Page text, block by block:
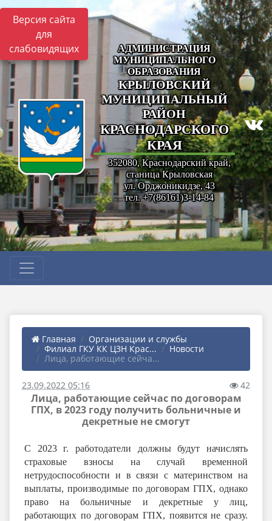
Версия сайта
для
слабовидящих
АДМИНИСТРАЦИЯ
МУНИЦИПАЛЬНОГО
ОБРАЗОВАНИЯ
КРЫЛОВСКИЙ
МУНИЦИПАЛЬНЫЙ
РАЙОН
КРАСНОДАРСКОГО
КРАЯ
352080, Краснодарский край,
станица Крыловская
ул. Орджоникидзе, 43
тел. +7(86161)3-14-84
Главная
Организации и службы
Филиал ГКУ КК ЦЗН Крас...
Новости
Лица, работающие сейча...
23.09.2022 05:16 42
Лица, работающие сейчас по договорам
ГПХ, в 2023 году получить больничные и
декретные не смогут
С 2023 г. работодатели должны будут начислять
страховые взносы на случай временной
нетрудоспособности и в связи с материнством на
выплаты, производимые по договорам ГПХ, однако
право на больничные и декретные у лиц,
работающих по договорам ГПХ, появится не сразу.